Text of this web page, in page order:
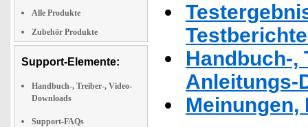
Alle Produkte
Zubehör Produkte
Support-Elemente:
Handbuch-, Treiber-, Video-
Downloads
Support-FAQs
Handbuch-,
Anleitungs-